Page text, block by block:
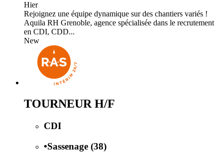
Hier
Rejoignez une équipe dynamique sur des chantiers variés !
Aquila RH Grenoble, agence spécialisée dans le recrutement
en CDI, CDD...
New
TOURNEUR H/F
CDI
•Sassenage (38)